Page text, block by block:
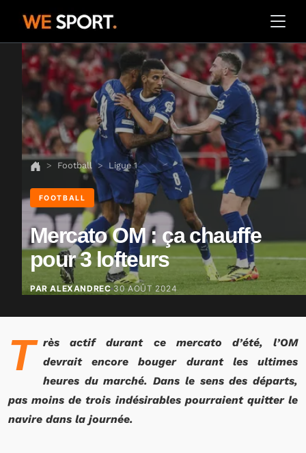
Football Ligue 1
FOOTBALL
Mercato OM : ça chauffe
pour 3 lofteurs
PAR ALEXANDREC 30 AOÛT 2024
T
rès actif durant ce mercato d’été, l’OM
devrait encore bouger durant les ultimes
heures du marché. Dans le sens des départs,
pas moins de trois indésirables pourraient quitter le
navire dans la journée.